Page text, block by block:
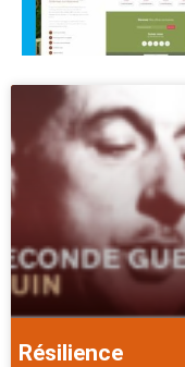
Résilience